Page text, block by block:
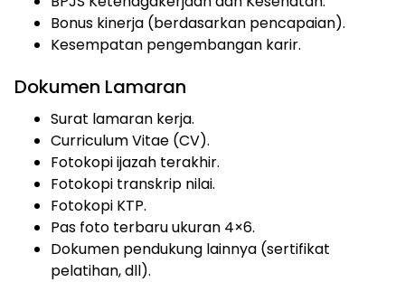
Bonus kinerja (berdasarkan pencapaian).
Kesempatan pengembangan karir.
Dokumen Lamaran
Surat lamaran kerja.
Curriculum Vitae (CV).
Fotokopi ijazah terakhir.
Fotokopi transkrip nilai.
Fotokopi KTP.
Pas foto terbaru ukuran 4×6.
Dokumen pendukung lainnya (sertifikat
pelatihan, dll).